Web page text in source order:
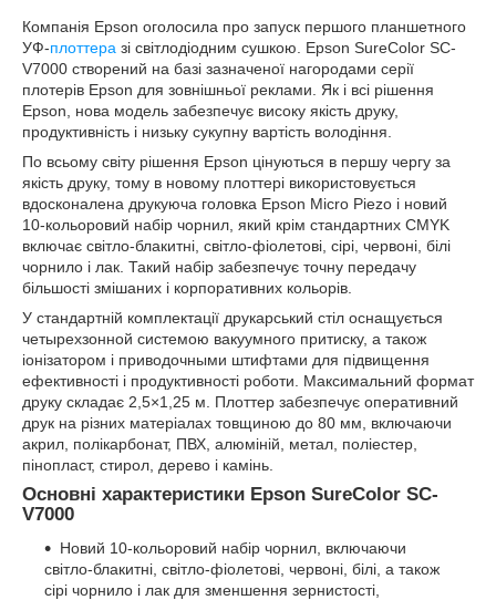
Компанія Epson оголосила про запуск першого планшетного
УФ-плоттера зі світлодіодним сушкою. Epson SureColor SC-
V7000 створений на базі зазначеної нагородами серії
плотерів Epson для зовнішньої реклами. Як і всі рішення
Epson, нова модель забезпечує високу якість друку,
продуктивність і низьку сукупну вартість володіння.
По всьому світу рішення Epson цінуються в першу чергу за
якість друку, тому в новому плоттері використовується
вдосконалена друкуюча головка Epson Micro Piezo і новий
10-кольоровий набір чорнил, який крім стандартних CMYK
включає світло-блакитні, світло-фіолетові, сірі, червоні, білі
чорнило і лак. Такий набір забезпечує точну передачу
більшості змішаних і корпоративних кольорів.
У стандартній комплектації друкарський стіл оснащується
четырехзонной системою вакуумного притиску, а також
іонізатором і приводочными штифтами для підвищення
ефективності і продуктивності роботи. Максимальний формат
друку складає 2,5×1,25 м. Плоттер забезпечує оперативний
друк на різних матеріалах товщиною до 80 мм, включаючи
акрил, полікарбонат, ПВХ, алюміній, метал, поліестер,
пінопласт, стирол, дерево і камінь.
Основні характеристики Epson SureColor SC-
V7000
Новий 10-кольоровий набір чорнил, включаючи
світло-блакитні, світло-фіолетові, червоні, білі, а також
сірі чорнило і лак для зменшення зернистості,